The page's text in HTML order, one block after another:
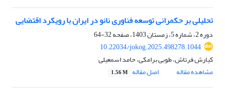
تحلیلی بر حکمرانی توسعه فناوری نانو در ایران با رویکرد اقتضایی
دوره 2، شماره 5، زمستان 1403، صفحه
32-64
10.22034/jokog.2025.498278.1044
کیارش فرتاش، طوبی برامکی، حامد اسمعیلی
مشاهده مقاله
اصل مقاله 1.56 M